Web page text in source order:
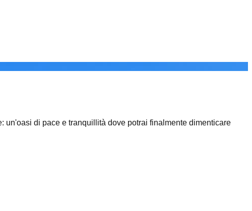
un'oasi di pace e tranquillità dove potrai finalmente dimenticare